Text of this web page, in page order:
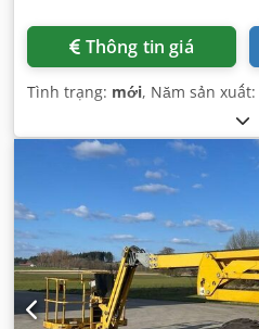
Thông tin giá
Tình trạng: mới, Năm sản xuất: